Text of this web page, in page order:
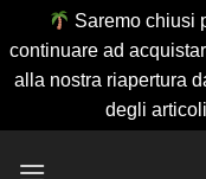
Saremo chiusi
continuare ad
alla nostra riapertura
degli